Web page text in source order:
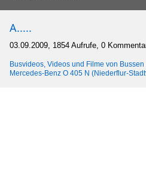
A.....
03.09.2009, 1854 Aufrufe, 0
Busvideos, Videos und Filme von Bussen
Mercedes-Benz O 405 N (Niederflur-